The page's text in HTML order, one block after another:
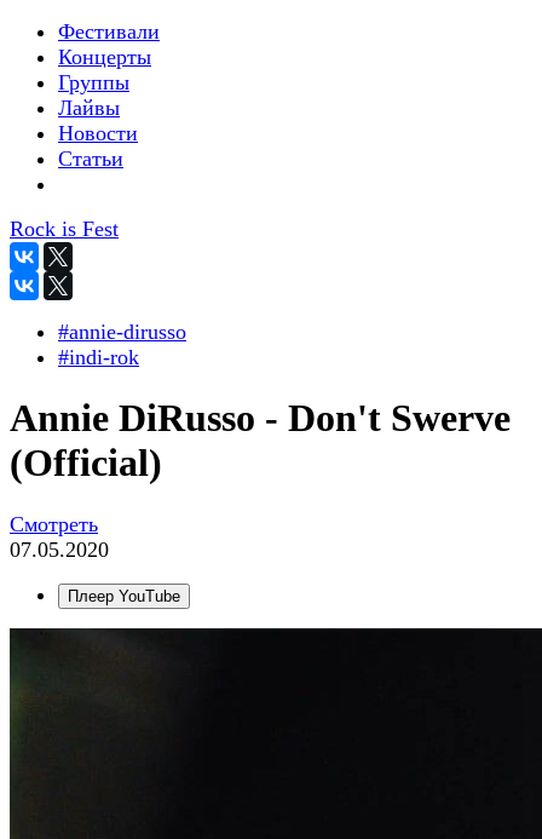
Фестивали
Концерты
Группы
Лайвы
Новости
Статьи
Rock is Fest
#annie-dirusso
#indi-rok
Annie DiRusso - Don't Swerve
(Official)
Смотреть
07.05.2020
Плеер YouTube